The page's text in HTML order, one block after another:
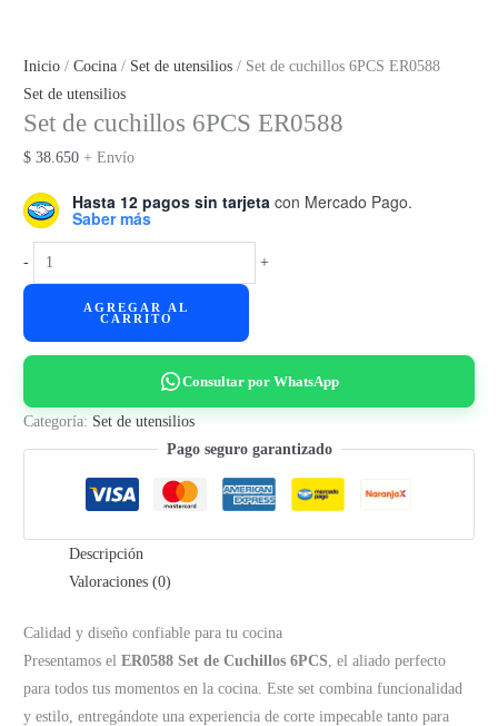
Inicio /Cocina / Set de utensilios / Set de cuchillos 6PCS ER0588
Set de utensilios
Set de cuchillos 6PCS ER0588
$ 38.650 + Envío
Hasta 12 pagos sin tarjeta con Mercado Pago.
Saber más
-
Set
de
cuchillos
+
AGREGAR AL
CARRITO
Consultar por WhatsApp
Categoría: Set de utensilios
Pago seguro garantizado
Descripción
Valoraciones (0)
Calidad y diseño confiable para tu cocina
Presentamos elER0588 Set de Cuchillos 6PCS , el aliado perfecto
para todos tus momentos en la cocina. Este set combina funcionalidad
y estilo, entregándote una experiencia de corte impecable tanto para